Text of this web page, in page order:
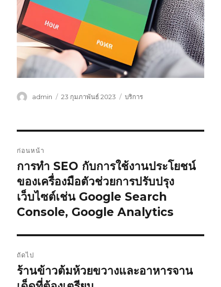
ผู้admin
เขียน
23 กุมภาพันธ์ 2023
หมวด
บริการ
เรื่อง
ก่อนหน้า
เรื่อง
ก่อน
หน้า:
การทำ SEO กับการใช้งานประโยชน์
ของเครื่องมือตัวช่วยการปรับปรุง
เว็บไซต์เช่น Google Search
Console, Google Analytics
ถัดไป
เรื่อง
ต่อ
ร้านข้าวต้มห้วยขวางและอาหารจาน